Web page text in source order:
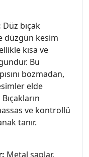
Düz bıçak
düzgün kesim
kısa ve
Bu
bozmadan,
elde
ve kontrollü
tanır.
Metal saplar,